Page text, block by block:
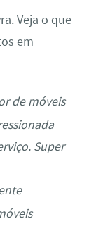
Veja o que
em
de móveis
Super